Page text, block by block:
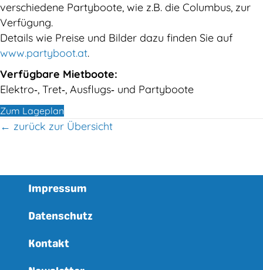
verschiedene Partyboote, wie z.B. die Columbus, zur
Verfügung.
Details wie Preise und Bilder dazu finden Sie auf
www.partyboot.at.
Verfügbare Mietboote:
Elektro‑, Tret‑, Ausflugs‑ und Partyboote
Zum Lageplan
← zurück zur Übersicht
Impressum
Datenschutz
Kontakt